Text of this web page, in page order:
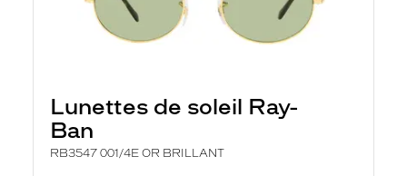
Lunettes de soleil Ray-
Ban
RB3547 001/4E OR BRILLANT